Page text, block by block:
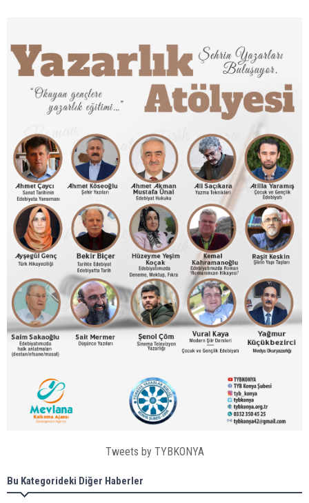
Tweets by TYBKONYA
Bu Kategorideki Diğer Haberler